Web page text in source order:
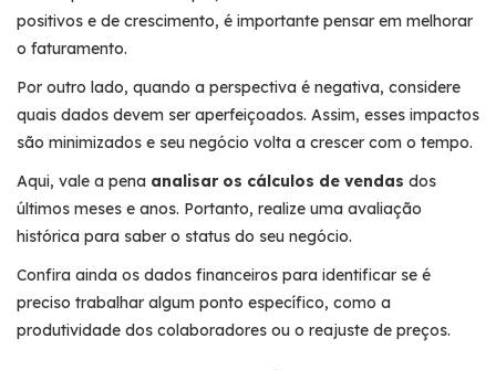
positivos e de crescimento, é importante pensar em melhorar
o faturamento.
Por outro lado, quando a perspectiva é negativa, considere
quais dados devem ser aperfeiçoados. Assim, esses impactos
são minimizados e seu negócio volta a crescer com o tempo.
Aqui, vale a pena analisar os cálculos de vendas dos
últimos meses e anos. Portanto, realize uma avaliação
histórica para saber o status do seu negócio.
Confira ainda os dados financeiros para identificar se é
preciso trabalhar algum ponto específico, como a
produtividade dos colaboradores ou o reajuste de preços.